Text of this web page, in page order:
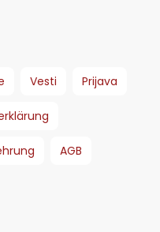
Vesti Prijava
AGB